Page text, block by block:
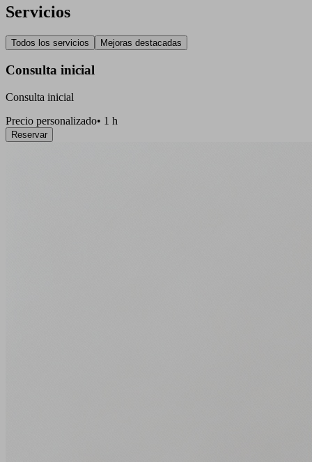
Servicios
Todos los servicios Mejoras destacadas
Consulta inicial
Consulta inicial
Precio personalizado• 1 h
Reservar